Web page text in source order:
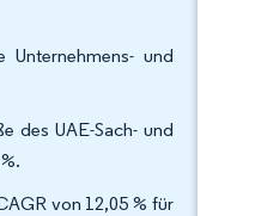
und
des UAE-Sach- und
von 12,05 % für